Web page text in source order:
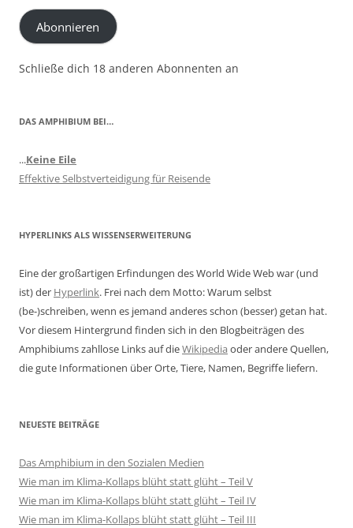
Adresse
Abonnieren
Schließe dich 18 anderen Abonnenten an
DAS AMPHIBIUM BEI…
...Keine Eile
Effektive Selbstverteidigung für Reisende
HYPERLINKS ALS WISSENSERWEITERUNG
Eine der großartigen Erfindungen des World Wide Web war (und
ist) der Hyperlink. Frei nach dem Motto: Warum selbst
(be-)schreiben, wenn es jemand anderes schon (besser) getan hat.
Vor diesem Hintergrund finden sich in den Blogbeiträgen des
Amphibiums zahllose Links auf dieWikipedia oder andere Quellen,
die gute Informationen über Orte, Tiere, Namen, Begriffe liefern.
NEUESTE BEITRÄGE
Das Amphibium in den Sozialen Medien
Wie man im Klima-Kollaps blüht statt glüht – Teil V
Wie man im Klima-Kollaps blüht statt glüht – Teil IV
Wie man im Klima-Kollaps blüht statt glüht – Teil III